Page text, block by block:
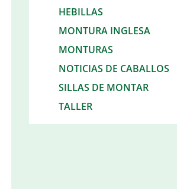
HEBILLAS
MONTURA INGLESA
MONTURAS
NOTICIAS DE CABALLOS
SILLAS DE MONTAR
TALLER